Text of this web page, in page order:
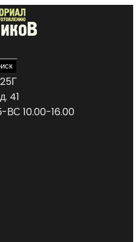
41
ВС 10.00-16.00